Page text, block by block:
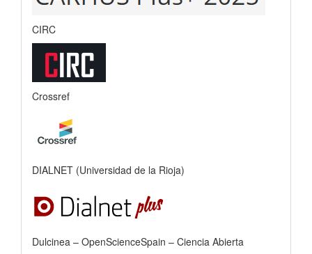
CIRC
Crossref
DIALNET (Universidad de la Rioja)
Dulcinea – OpenScienceSpain – Ciencia Abierta